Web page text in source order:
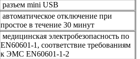
разъем mini USB
автоматическое отключение при
простое в течение 30 минут
медицинская электробезопасность по
EN60601-1, соответствие требованиям
к ЭМС EN60601-1-2